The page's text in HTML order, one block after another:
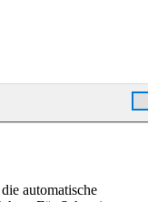
automatische